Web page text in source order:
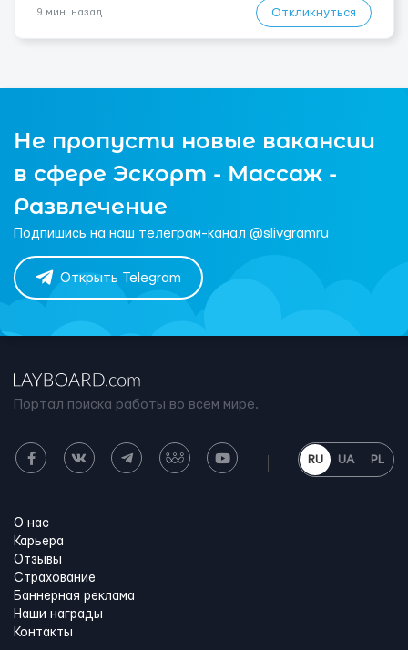
9 мин. назад Откликнуться
Не пропусти новые вакансии
в сфере Эскорт - Массаж -
Развлечение
Подпишись на наш телеграм-канал @slivgramru
Открыть Telegram
Портал поиска работы во всем мире.
RU UA PL
О нас
Карьера
Отзывы
Страхование
Баннерная реклама
Наши награды
Контакты